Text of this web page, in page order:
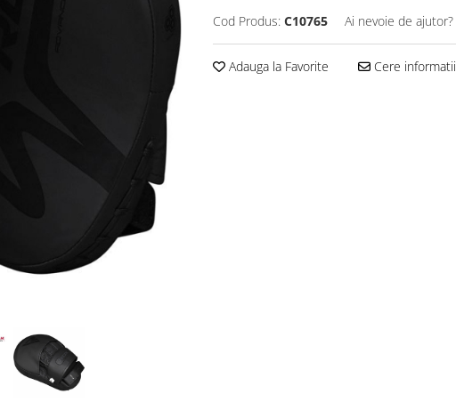
Cod Produs: C10765 Ai nevoie de ajutor?
Adauga la Favorite Cere informatii